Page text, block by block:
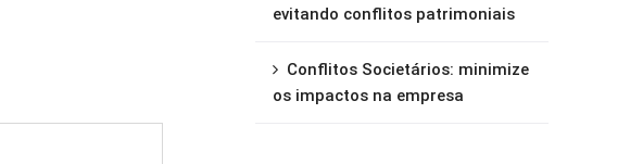
evitando conflitos patrimoniais
Conflitos Societários: minimize
os impactos na empresa